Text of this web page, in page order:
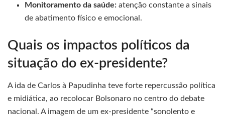
Monitoramento da saúde: atenção constante a sinais
de abatimento físico e emocional.
Quais os impactos políticos da
situação do ex-presidente?
A ida de Carlos à Papudinha teve forte repercussão política
e midiática, ao recolocar Bolsonaro no centro do debate
nacional. A imagem de um ex-presidente “sonolento e